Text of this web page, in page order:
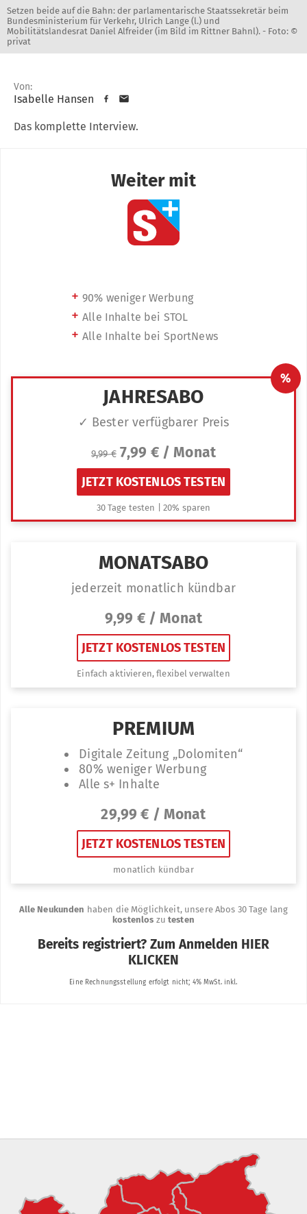
Setzen beide auf die Bahn: der parlamentarische Staatssekretär beim
Bundesministerium für Verkehr, Ulrich Lange (l.) und
Mobilitätslandesrat Daniel Alfreider (im Bild im Rittner Bahnl). - Foto: ©
privat
Von:
Isabelle Hansen
Das komplette Interview.